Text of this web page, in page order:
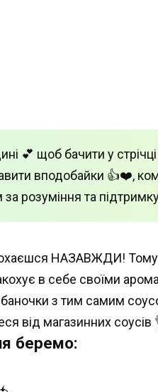
💕 щоб бачити у
вподобайки 👍❤️,
розуміння та
НАЗАВЖДИ!
в себе своїми
баночки з тим самим
від магазинних соусів
беремо: